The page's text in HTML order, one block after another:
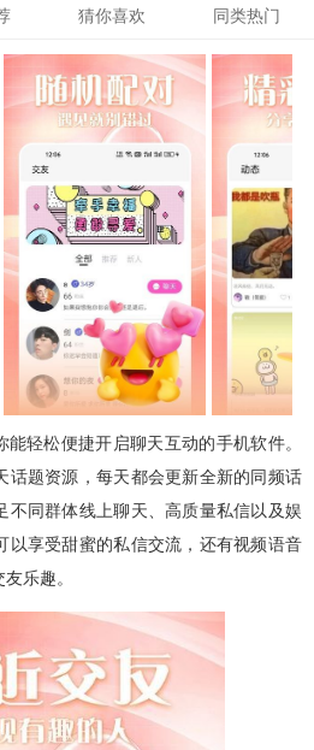
猜你喜欢 同类热门
轻松便捷开启聊天互动的手机软件。
话题资源，每天都会更新全新的同频话
不同群体线上聊天、高质量私信以及娱
以享受甜蜜的私信交流，还有视频语音
乐趣。